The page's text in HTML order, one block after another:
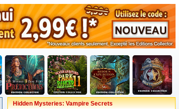
Hidden Mysteries: Vampire Secrets